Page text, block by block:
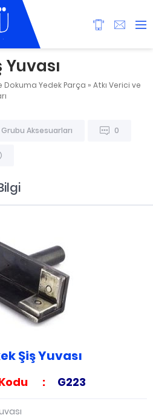
Yuvası
Dokuma Yedek Parça » Atkı Verici ve
Grubu Aksesuarları 0
Şiş Yuvası
Kodu : G223